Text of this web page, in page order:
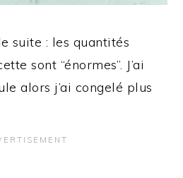
suite : les quantités
sont “énormes”. J’ai
alors j’ai congelé plus